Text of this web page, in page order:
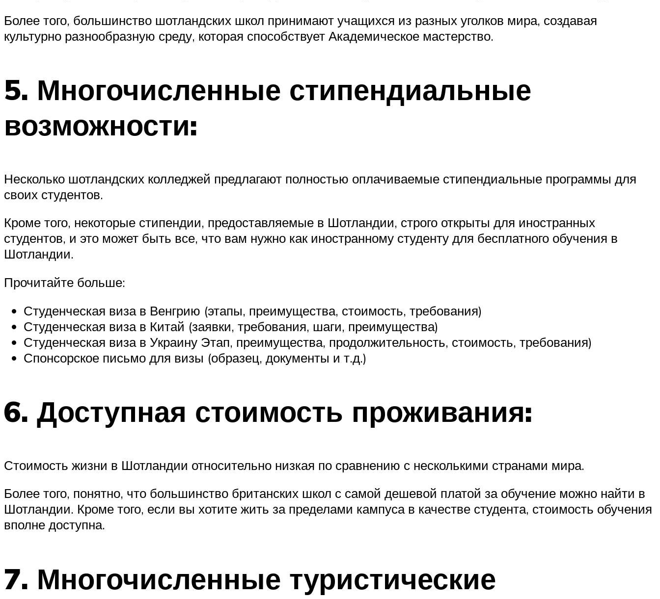
Более того, большинство шотландских школ принимают учащихся из разных уголков мира, создавая
культурно разнообразную среду, которая способствует Академическое мастерство.
5. Многочисленные стипендиальные
возможности:
Несколько шотландских колледжей предлагают полностью оплачиваемые стипендиальные программы для
своих студентов.
Кроме того, некоторые стипендии, предоставляемые в Шотландии, строго открыты для иностранных
студентов, и это может быть все, что вам нужно как иностранному студенту для бесплатного обучения в
Шотландии.
Прочитайте больше:
Студенческая виза в Венгрию (этапы, преимущества, стоимость, требования)
Студенческая виза в Китай (заявки, требования, шаги, преимущества)
Студенческая виза в Украину Этап, преимущества, продолжительность, стоимость, требования)
Спонсорское письмо для визы (образец, документы и т.д.)
6. Доступная стоимость проживания:
Стоимость жизни в Шотландии относительно низкая по сравнению с несколькими странами мира.
Более того, понятно, что большинство британских школ с самой дешевой платой за обучение можно найти в
Шотландии. Кроме того, если вы хотите жить за пределами кампуса в качестве студента, стоимость обучения
вполне доступна.
7. Многочисленные туристические